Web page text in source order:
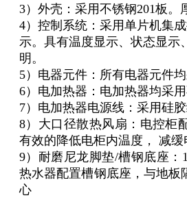
3）外壳：采用不锈钢201板。
4）控制系统：采用单片机集
示。具有温度显示、状态显示
明。
5）电器元件：所有电器元件均
6）电加热器：电加热器均采
7）电加热器电源线：采用硅
8）大口径散热风扇：电控柜
有效的降低电柜内温度， 减缓
9）耐磨尼龙脚垫/槽钢底座：
热水器配置槽钢底座，与地
心